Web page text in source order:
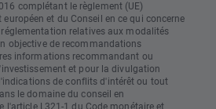
complétant le règlement (UE)
et du Conseil en ce qui concerne
relatives aux modalités
objective de recommandations
informations recommandant ou
et pour la divulgation
de conflits d'intérêt ou tout
le domaine du conseil en
l'article L321-1 du Code monétaire et